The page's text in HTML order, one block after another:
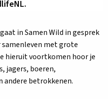
in Samen Wild in gesprek
met grote
hieruit voortkomen hoor je
jagers, boeren,
andere betrokkenen.